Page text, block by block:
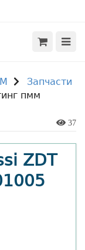
Запчасти
пмм
37
ZDT